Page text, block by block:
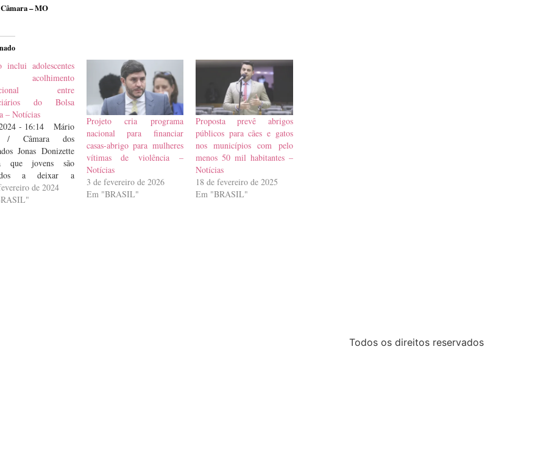
– MO
inclui adolescentes
entre
do Bolsa
– Notícias
- 16:14 Mário
/ Câmara dos
Jonas Donizette
que jovens são
a deixar a
quando chegam
O Projeto de
de 2024
Projeto cria programa
nacional para financiar
casas-abrigo para mulheres
vítimas de violência –
Notícias
3 de fevereiro de 2026
Em "BRASIL"
Proposta prevê abrigos
públicos para cães e gatos
nos municípios com pelo
menos 50 mil habitantes –
Notícias
18 de fevereiro de 2025
Em "BRASIL"
Todos os direitos reservados